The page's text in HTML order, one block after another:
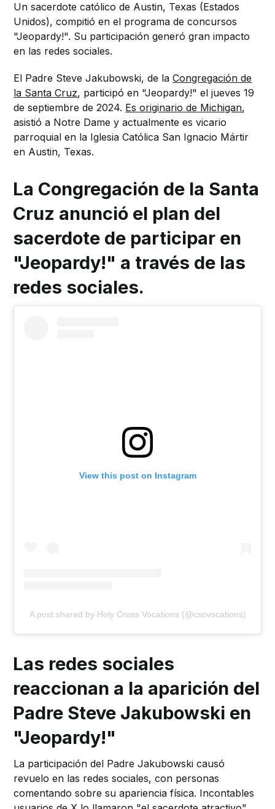
Un sacerdote católico de Austin, Texas (Estados
Unidos), compitió en el programa de concursos
"Jeopardy!". Su participación generó gran impacto
en las redes sociales.
El Padre Steve Jakubowski, de laCongregación de
la Santa Cruz, participó en "Jeopardy!" el jueves 19
de septiembre de 2024. Es originario de Michigan,
asistió a Notre Dame y actualmente es vicario
parroquial en la Iglesia Católica San Ignacio Mártir
en Austin, Texas.
La Congregación de la Santa
Cruz anunció el plan del
sacerdote de participar en
"Jeopardy!" a través de las
redes sociales.
View this post on Instagram
A post shared by Holy Cross Vocations (@cscvocations)
Las redes sociales
reaccionan a la aparición del
Padre Steve Jakubowski en
"Jeopardy!"
La participación del Padre Jakubowski causó
revuelo en las redes sociales, con personas
comentando sobre su apariencia física. Incontables